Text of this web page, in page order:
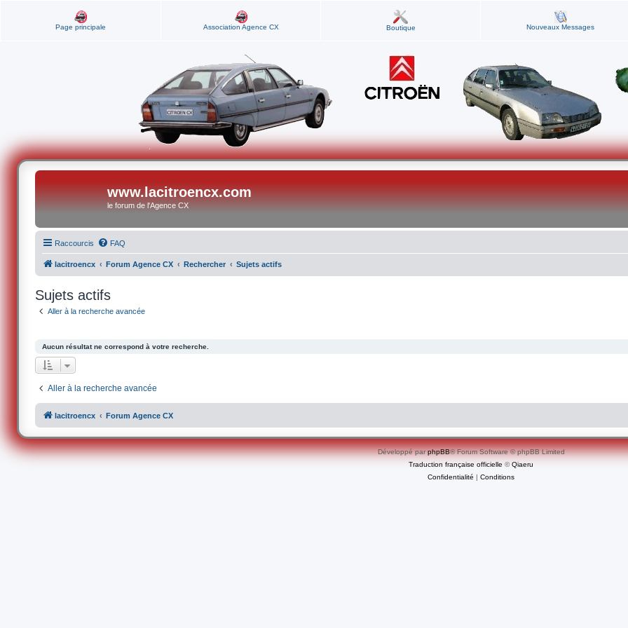
Page principale Association Agence CX Boutique Nouveaux Messages
www.lacitroencx.com
le forum de l'Agence CX
Raccourcis FAQ
lacitroencx Forum Agence CX Rechercher Sujets actifs
Sujets actifs
Aller à la recherche avancée
Aucun résultat ne correspond à votre recherche.
Aller à la recherche avancée
lacitroencx Forum Agence CX
Développé parphpBB® Forum Software © phpBB Limited
Traduction française officielle ©Qiaeru
Confidentialité | Conditions